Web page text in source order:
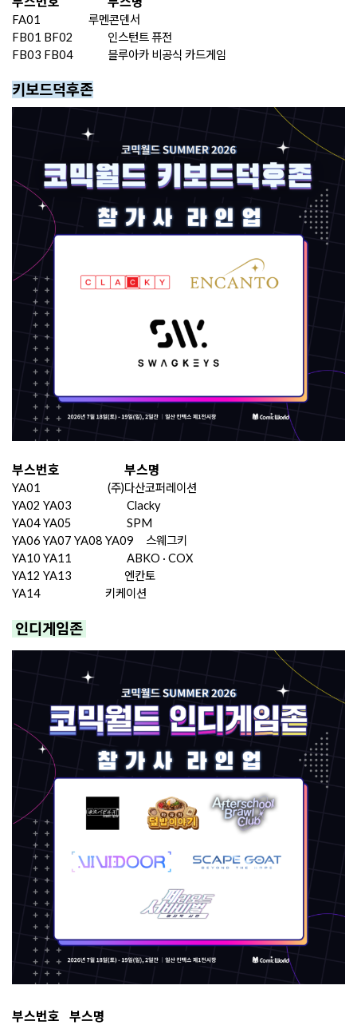
FA01
루멘콘덴서
FB01 BF02
인스턴트 퓨전
FB03 FB04
블루아카 비공식 카드게임
키보드덕후존
부스번호 부스명
YA​01
(주)다산코퍼레이션
YA02 YA03
Clacky
YA04 YA05
SPM
YA06 YA07 YA08 YA09
스웨그키
YA10 YA11
ABKO · COX
YA12 YA13
엔칸토
YA14
키케이션
인디게임존
부스번호 부스명